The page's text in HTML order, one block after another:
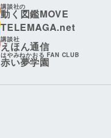
講談社の
動く図鑑MOVE
TELEMAGA.net
講談社
えほん通信
はやみねかおる FAN CLUB
赤い夢学園